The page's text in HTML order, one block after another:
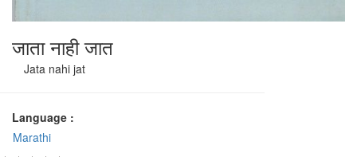
जाता नाही जात
Jata nahi jat
Language :
Marathi